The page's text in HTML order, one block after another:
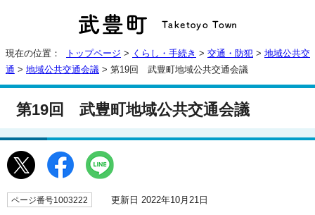
現在の位置： トップページ > くらし・手続き > 交通・防犯 > 地域公共交
通 > 地域公共交通会議 > 第19回 武豊町地域公共交通会議
第19回 武豊町地域公共交通会議
ページ番号1003222 更新日 2022年10月21日